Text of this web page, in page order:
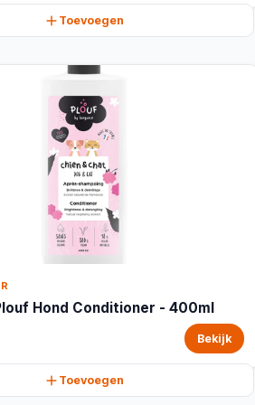
Toevoegen
Hond Conditioner - 400ml
Bekijk
Toevoegen